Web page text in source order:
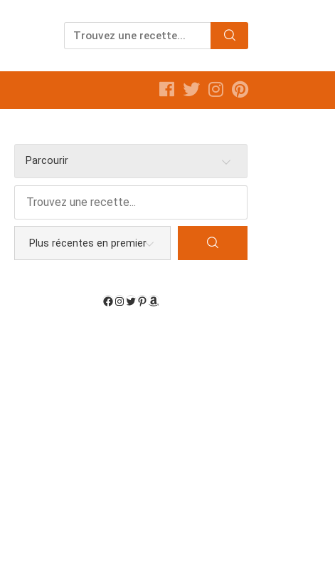
Parcourir